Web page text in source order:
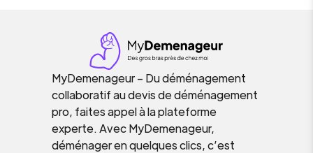
MyDemenageur – Du déménagement
collaboratif au devis de déménagement
pro, faites appel à la plateforme
experte. Avec MyDemenageur,
déménager en quelques clics, c’est